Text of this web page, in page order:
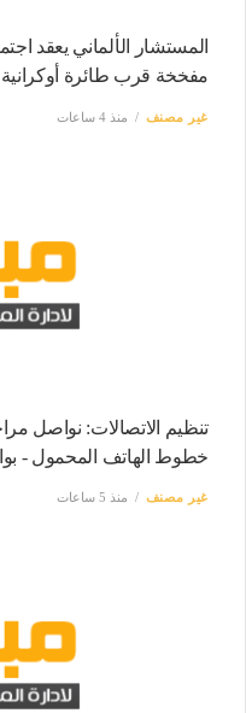
المستشار الألماني يعقد
مفخخة قرب طائرة أوكرانية
غير مصنف منذ 4 ساعات
تنظيم الاتصالات: نواصل
خطوط الهاتف المحمول -
غير مصنف منذ 5 ساعات